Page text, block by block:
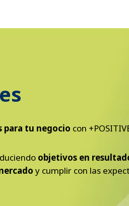
para tu negocio con
objetivos en
y cumplir con las